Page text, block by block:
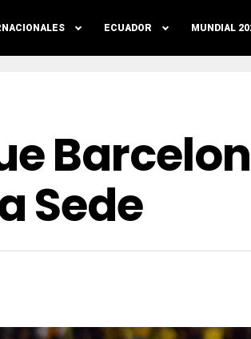
ECUADOR MUNDIAL
Sede